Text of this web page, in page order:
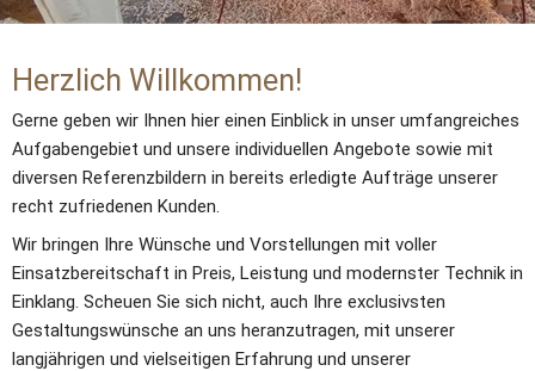
Herzlich Willkommen!
Gerne geben wir Ihnen hier einen Einblick in unser umfangreiches
Aufgabengebiet und unsere individuellen Angebote sowie mit
diversen Referenzbildern in bereits erledigte Aufträge unserer
recht zufriedenen Kunden.
Wir bringen Ihre Wünsche und Vorstellungen mit voller
Einsatzbereitschaft in Preis, Leistung und modernster Technik in
Einklang. Scheuen Sie sich nicht, auch Ihre exclusivsten
Gestaltungswünsche an uns heranzutragen, mit unserer
langjährigen und vielseitigen Erfahrung und unserer